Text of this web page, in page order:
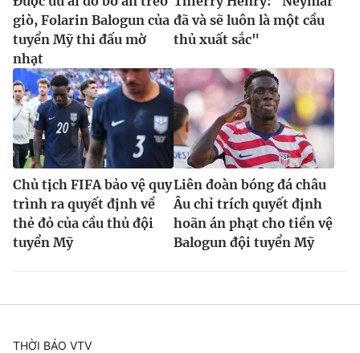
giò, Folarin Balogun của
tuyển Mỹ thi đấu mờ
nhạt
đã và sẽ luôn là một cầu
thủ xuất sắc"
Chủ tịch FIFA bảo vệ quy
trình ra quyết định về
thẻ đỏ của cầu thủ đội
tuyển Mỹ
Liên đoàn bóng đá châu
Âu chỉ trích quyết định
hoãn án phạt cho tiền vệ
Balogun đội tuyển Mỹ
THỜI BÁO VTV